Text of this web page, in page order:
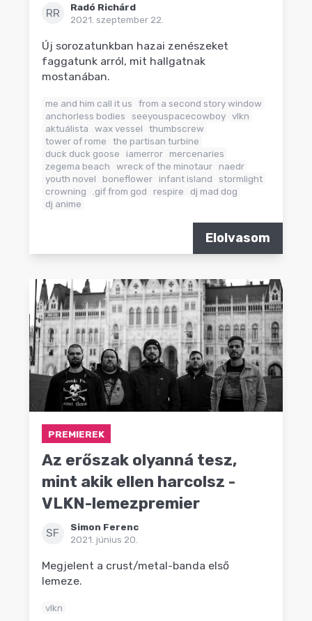
RR
Radó Richárd
2021. szeptember 22.
Új sorozatunkban hazai zenészeket
faggatunk arról, mit hallgatnak
mostanában.
me and him call it us
from a second story window
anchorless bodies
seeyouspacecowboy vlkn
aktuálista
wax vessel
thumbscrew
tower of rome
the partisan turbine
duck duck goose
iamerror mercenaries
zegema beach
wreck of the minotaur naedr
youth novel
boneflower infant island
stormlight
crowning
.gif from god respire
dj mad dog
dj anime
Elolvasom
PREMIEREK
Az erőszak olyanná tesz,
mint akik ellen harcolsz -
VLKN-lemezpremier
SF
Simon Ferenc
2021. június 20.
Megjelent a crust/metal-banda első
lemeze.
vlkn